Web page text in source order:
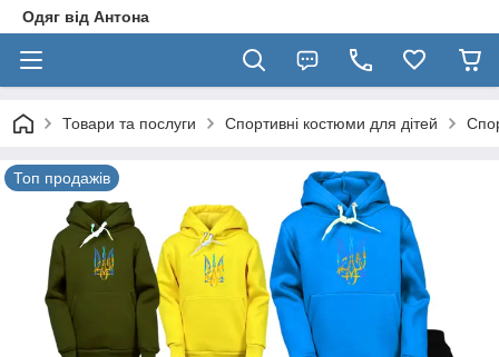
Одяг від Антона
Товари та послуги Спортивні костюми для дітей
Топ продажів